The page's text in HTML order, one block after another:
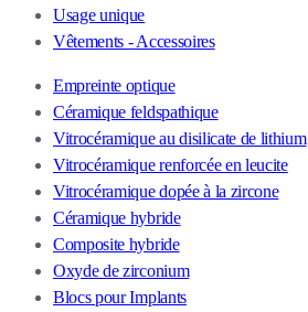
Usage unique
Vêtements - Accessoires
Empreinte optique
Céramique feldspathique
Vitrocéramique au disilicate de lithium
Vitrocéramique renforcée en leucite
Vitrocéramique dopée à la zircone
Céramique hybride
Composite hybride
Oxyde de zirconium
Blocs pour Implants